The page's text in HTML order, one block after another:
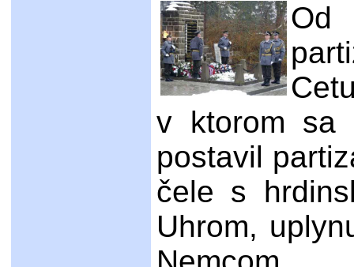
v ktorom sa
postavil
čele s
Uhrom,